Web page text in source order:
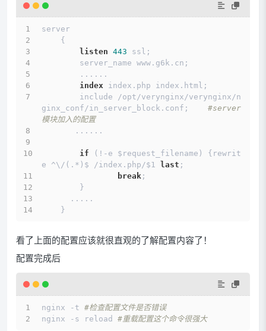
server
    {
listen 443 ssl;
        server_name www.g6k.cn;
        ......
index index.php index.html;
ginx_conf/in_server_block.conf; #server
模块加入的配置
       ......
if (!-e $request_filename) {rewrit
e ^\/(.*)$ /index.php/$1
last ;
break ;
        }
      .....
    }
看了上面的配置应该就很直观的了解配置内容了！
配置完成后
nginx -t #检查配置文件是否错误
nginx -s reload #重载配置这个命令很强大